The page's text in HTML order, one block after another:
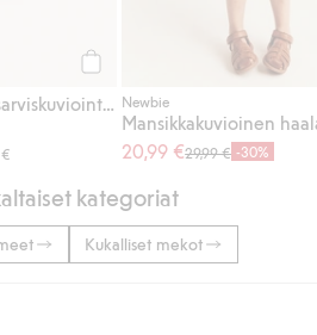
Pyjamat, joissa yksisarviskuviointi, 2 kpl:n pakkaus Newbie
Mansikkakuvioinen
20,99 €29,99 € -30%
kategoriat
Kukalliset mekot